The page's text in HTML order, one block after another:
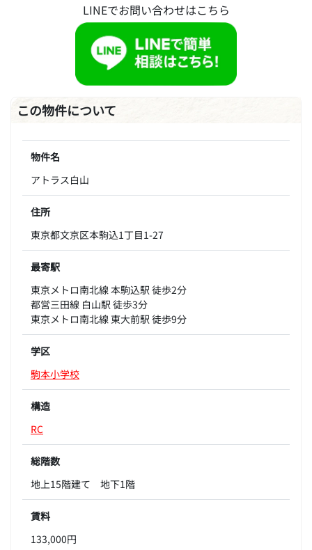
LINEでお問い合わせはこちら
この物件について
物件名
アトラス白山
住所
東京都文京区本駒込1丁目1-27
最寄駅
東京メトロ南北線 本駒込駅 徒歩2分
都営三田線 白山駅 徒歩3分
東京メトロ南北線 東大前駅 徒歩9分
学区
駒本小学校
構造
RC
総階数
地上15階建て 地下1階
賃料
133,000円